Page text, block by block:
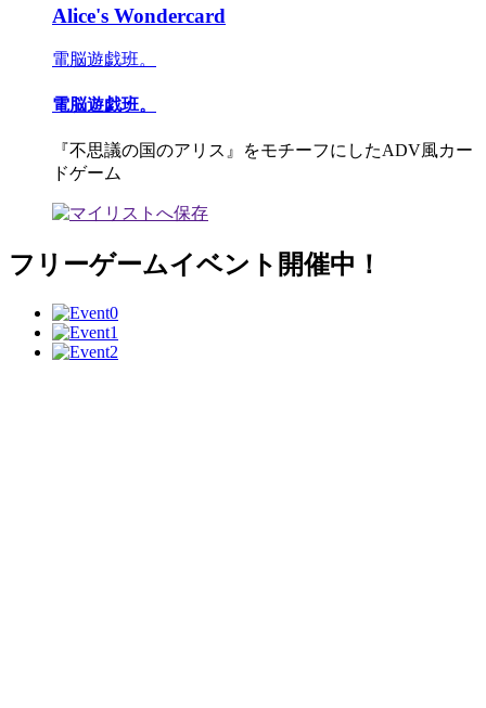
Alice's Wondercard
電脳遊戯班。
電脳遊戯班。
『不思議の国のアリス』をモチーフにしたADV風カー
ドゲーム
フリーゲームイベント開催中！